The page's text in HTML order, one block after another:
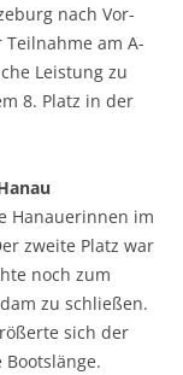
nach Vor-
am A-
Leistung zu
8. Platz in der
Hanauerinnen im
zweite Platz war
noch zum
zu schließen.
sich der